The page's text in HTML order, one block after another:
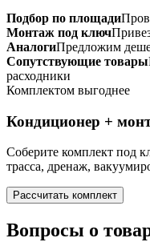
Подбор по площади
Монтаж под ключ
АналогиПредложим
Сопутствующие товары
расходники
Комплектом выгоднее
Кондиционер +
Соберите комплект под
трасса, дренаж,
Рассчитать комплект
Вопросы о